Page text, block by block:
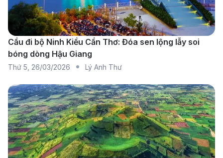
Singapore Airlines:Hành trình từ Tp. Hồ Chí Minh
đi Cairo quá cảnh tại Singapore và kết nối với các
chuyến bay quốc tế. Đây là lựa chọn phù hợp với
du khách ưu tiên dịch vụ chất lượng hàng đầu.
Thai Airways:
Cung cấp chuyến bay từ Tp. Hồ Chí
Minh đi Cairo với điểm dừng tại Bangkok. Thai
Airways là hãng truyền thống, nổi bật với dịch vụ
thân thiện và giá cả hợp lý.
Saudi Arabian Airlines:Lựa chọn khác dành cho
hành khách, khai thác chặng bay qua Jeddah hoặc
Cầu đi bộ Ninh Kiều Cần Thơ: Đóa sen lộng lẫy soi
bóng dòng Hậu Giang
Thứ 5 26/03/2026 Lý Anh Thư